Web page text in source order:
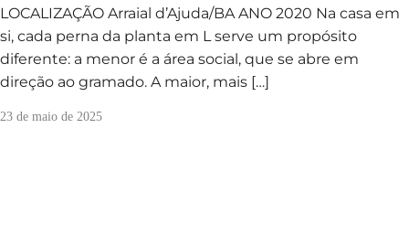
LOCALIZAÇÃO Arraial d’Ajuda/BA ANO 2020 Na casa em
si, cada perna da planta em L serve um propósito
diferente: a menor é a área social, que se abre em
direção ao gramado. A maior, mais […]
23 de maio de 2025